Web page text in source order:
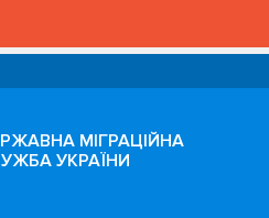
МІГРАЦІЙНА
УКРАЇНИ